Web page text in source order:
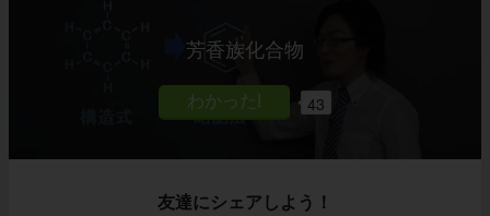
芳香族化合物
43
友達にシェアしよう！